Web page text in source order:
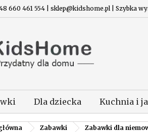
660 461 554 | sklep@kidshome.pl | Szybka
Dla dziecka Kuchnia i
Zabawki Zabawki dla